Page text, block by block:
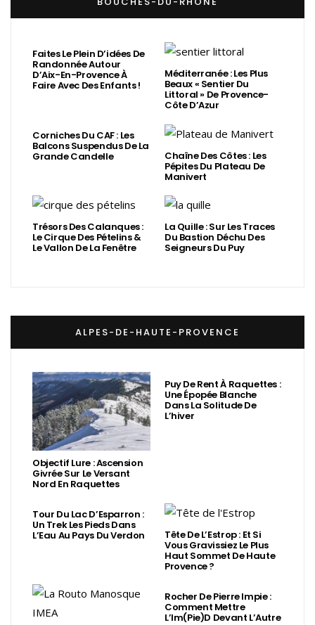
Faites Le Plein D’idées De
Randonnée Autour
D’Aix-En-Provence À
Faire Avec Des Enfants !
Méditerranée : Les Plus
Beaux « Sentier Du
Littoral » De Provence-
Côte D’Azur
Corniches Du CAF : Les
Balcons Suspendus De La
Grande Candelle Chaîne Des Côtes : Les
Pépites Du Plateau De
Manivert
Trésors Des Calanques :
Le Cirque Des Pételins &
Le Vallon De La Fenêtre
La Quille : Sur Les Traces
Du Bastion Déchu Des
Seigneurs Du Puy
ALPES-DE-HAUTE-PROVENCE
Objectif Lure : Ascension
Givrée Sur Le Versant
Nord En Raquettes
Puy De Rent À Raquettes :
Une Épopée Blanche
Dans La Solitude De
L’hiver
Tour Du Lac D’Esparron :
Un Trek Les Pieds Dans
L’Eau Au Pays Du Verdon Tête De L’Estrop : Et Si
Vous Gravissiez Le Plus
Haut Sommet De Haute
Provence ?
Rocher De Pierre Impie :
Comment Mettre
L’Im(Pie)d Devant L’Autre